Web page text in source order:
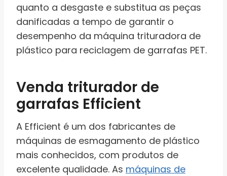
quanto a desgaste e substitua as peças
danificadas a tempo de garantir o
desempenho da máquina trituradora de
plástico para reciclagem de garrafas PET.
Venda triturador de
garrafas Efficient
A Efficient é um dos fabricantes de
máquinas de esmagamento de plástico
mais conhecidos, com produtos de
excelente qualidade. As máquinas de